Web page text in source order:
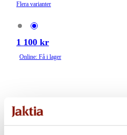
Flera varianter
1 100 kr
Online: Få i lager